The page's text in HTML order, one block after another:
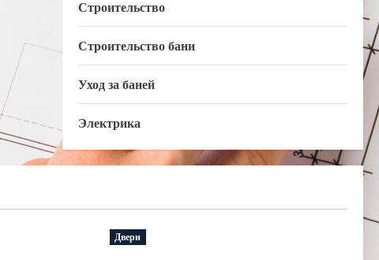
Строительство
Строительство бани
Уход за баней
Электрика
Двери